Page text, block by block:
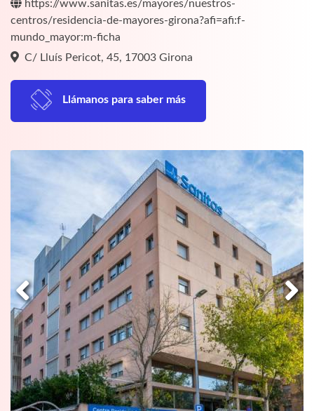
https://www.sanitas.es/mayores/nuestros-
centros/residencia-de-mayores-girona?afi=afi:f-
mundo_mayor:m-ficha
C/ Lluís Pericot, 45, 17003 Girona
Llámanos para saber más